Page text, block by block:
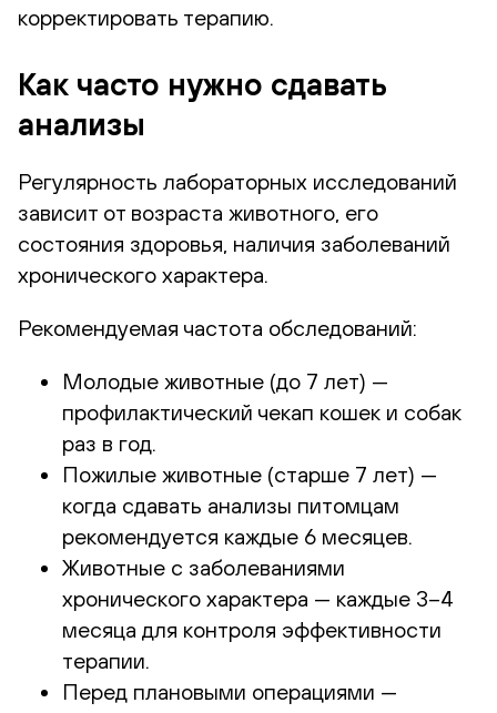
корректировать терапию.
Как часто нужно сдавать
анализы
Регулярность лабораторных исследований
зависит от возраста животного, его
состояния здоровья, наличия заболеваний
хронического характера.
Рекомендуемая частота обследований:
Молодые животные (до 7 лет) —
профилактический чекап кошек и собак
раз в год.
Пожилые животные (старше 7 лет) —
когда сдавать анализы питомцам
рекомендуется каждые 6 месяцев.
Животные с заболеваниями
хронического характера — каждые 3–4
месяца для контроля эффективности
терапии.
Перед плановыми операциями —